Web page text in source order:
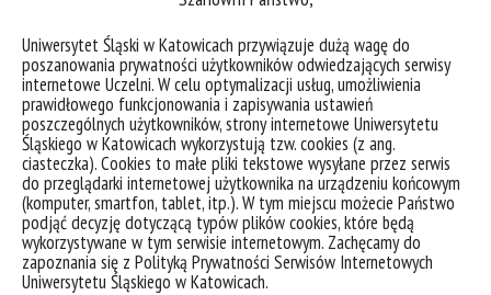
Uniwersytet Śląski w Katowicach przywiązuje dużą wagę do
poszanowania prywatności użytkowników odwiedzających serwisy
internetowe Uczelni. W celu optymalizacji usług, umożliwienia
prawidłowego funkcjonowania i zapisywania ustawień
poszczególnych użytkowników, strony internetowe Uniwersytetu
Śląskiego w Katowicach wykorzystują tzw. cookies (z ang.
ciasteczka). Cookies to małe pliki tekstowe wysyłane przez serwis
do przeglądarki internetowej użytkownika na urządzeniu końcowym
(komputer, smartfon, tablet, itp.). W tym miejscu możecie Państwo
podjąć decyzję dotyczącą typów plików cookies, które będą
wykorzystywane w tym serwisie internetowym. Zachęcamy do
zapoznania się z Polityką Prywatności Serwisów Internetowych
Uniwersytetu Śląskiego w Katowicach.
Nowa”.
ADRESY INTERNETOWE W SIECI
https://orcid.org/0000-0002-3472-1864
https://www.researchgate.net/profile/Monika-Zak
https://independent.academia.edu/%C5%BBakMonika